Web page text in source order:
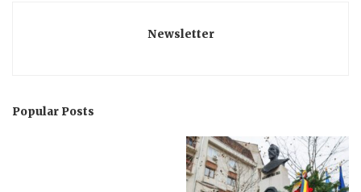
Newsletter
Popular Posts